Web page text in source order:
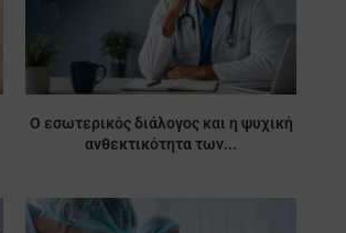
Ο εσωτερικός διάλογος και η ψυχική
ανθεκτικότητα των...